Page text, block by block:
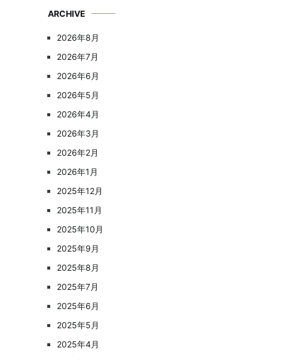
ARCHIVE
2026年8月
2026年7月
2026年6月
2026年5月
2026年4月
2026年3月
2026年2月
2026年1月
2025年12月
2025年11月
2025年10月
2025年9月
2025年8月
2025年7月
2025年6月
2025年5月
2025年4月